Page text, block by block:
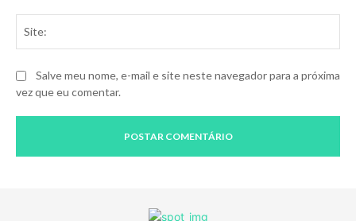
Salve meu nome, e-mail e site neste navegador para a próxima
vez que eu comentar.